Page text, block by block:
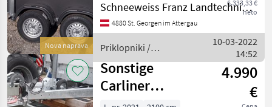
Nova naprava
6.333,33 €
neto
in "Spitzausführung":
Protection-
verlängertem Radstand mit
op
Schneeweiss Franz Landtechnik - Metallbau
4880 St. Georgen im Attergau
Priklopniki /
Sonstige
10-03-2022
14:52
Sonstige
Carliner
2745/210
4.990
€